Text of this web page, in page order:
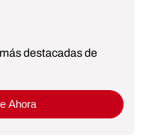
destacadas de
Ahora